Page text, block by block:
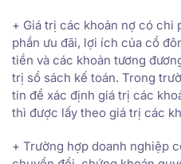
+ Giá trị các khoản nợ có chi
phần ưu đãi, lợi ích của cổ
tiền và các khoản tương
trị sổ sách kế toán. Trong
tin để xác định giá trị các
thì được lấy theo giá trị các
+ Trường hợp doanh nghiệp